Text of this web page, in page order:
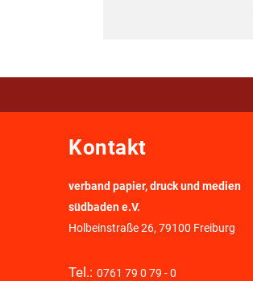
Kontakt
verband papier, druck und medien
südbaden e.V.
Holbeinstraße 26, 79100 Freiburg
Tel.: 0761 79 0 79 - 0